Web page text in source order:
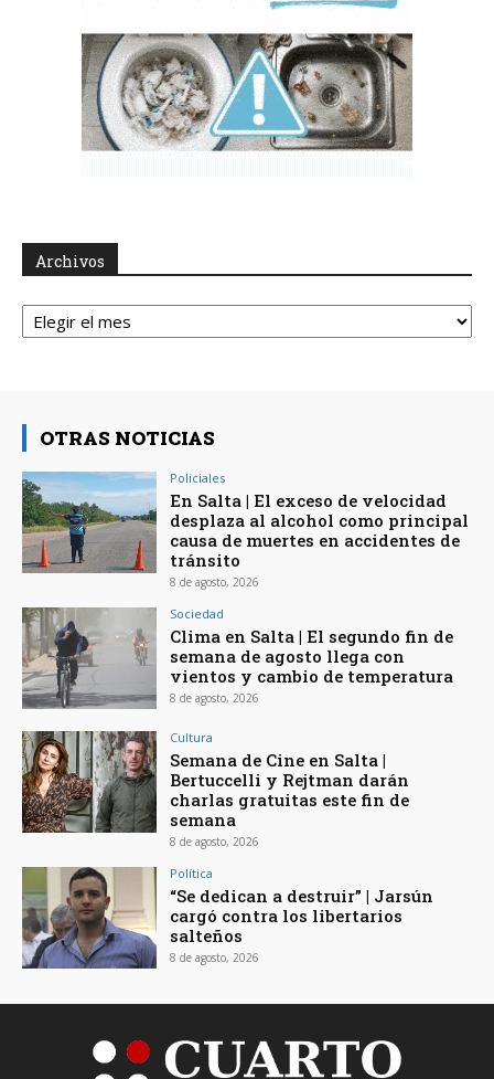
Archivos
Archivos
OTRAS NOTICIAS
Policiales
En Salta | El exceso de velocidad
desplaza al alcohol como principal
causa de muertes en accidentes de
tránsito
8 de agosto, 2026
Sociedad
Clima en Salta | El segundo fin de
semana de agosto llega con
vientos y cambio de temperatura
8 de agosto, 2026
Cultura
Semana de Cine en Salta |
Bertuccelli y Rejtman darán
charlas gratuitas este fin de
semana
8 de agosto, 2026
Política
“Se dedican a destruir” | Jarsún
cargó contra los libertarios
salteños
8 de agosto, 2026